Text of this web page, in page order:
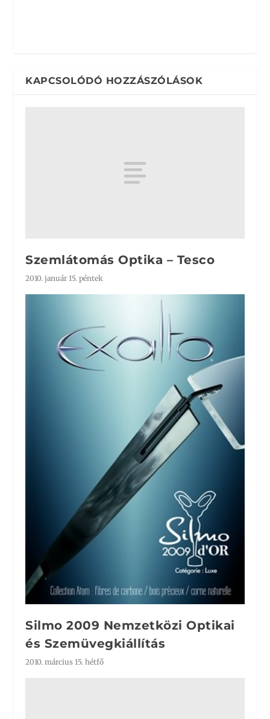
KAPCSOLÓDÓ HOZZÁSZÓLÁSOK
Szemlátomás Optika – Tesco
2010. január 15. péntek
Silmo 2009 Nemzetközi Optikai
és Szemüvegkiállítás
2010. március 15. hétfő